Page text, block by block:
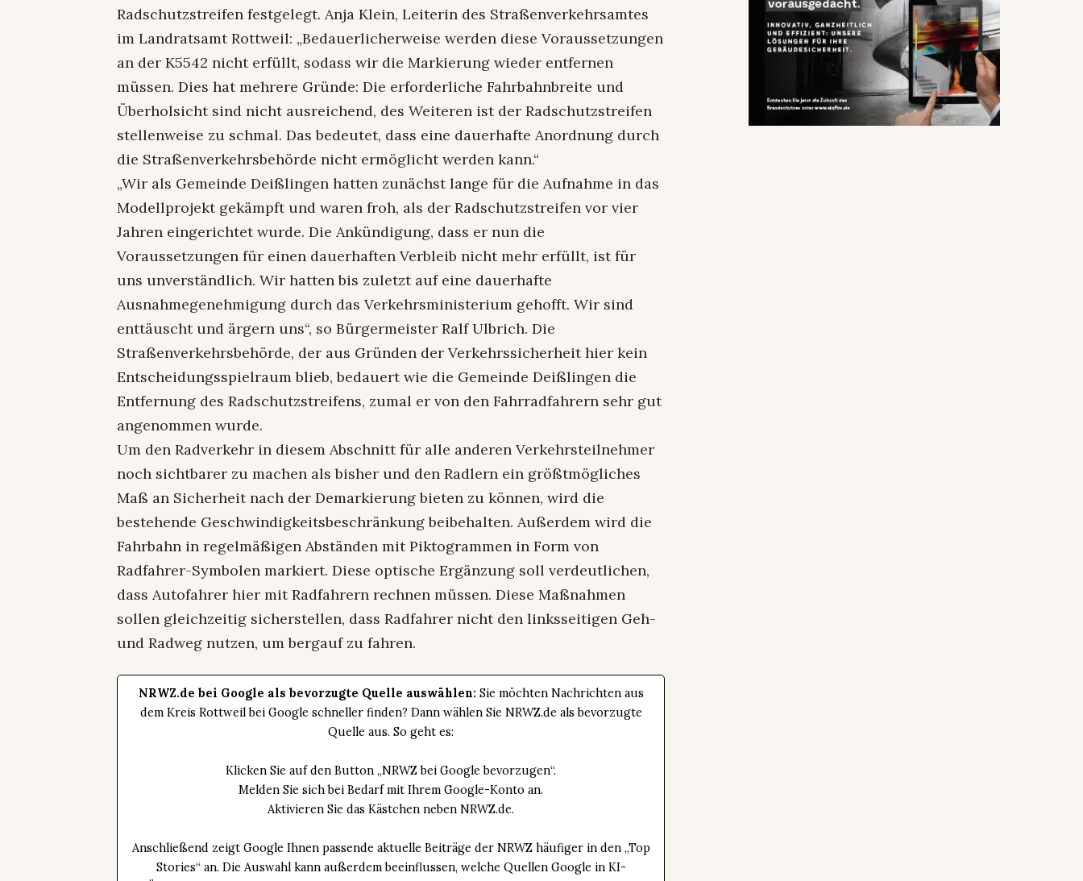
Radschutzstreifen festgelegt. Anja Klein, Leiterin des Straßenverkehrsamtes
im Landratsamt Rottweil: „Bedauerlicherweise werden diese Voraussetzungen
an der K5542 nicht erfüllt, sodass wir die Markierung wieder entfernen
müssen. Dies hat mehrere Gründe: Die erforderliche Fahrbahnbreite und
Überholsicht sind nicht ausreichend, des Weiteren ist der Radschutzstreifen
stellenweise zu schmal. Das bedeutet, dass eine dauerhafte Anordnung durch
die Straßenverkehrsbehörde nicht ermöglicht werden kann.“
„Wir als Gemeinde Deißlingen hatten zunächst lange für die Aufnahme in das
Modellprojekt gekämpft und waren froh, als der Radschutzstreifen vor vier
Jahren eingerichtet wurde. Die Ankündigung, dass er nun die
Voraussetzungen für einen dauerhaften Verbleib nicht mehr erfüllt, ist für
uns unverständlich. Wir hatten bis zuletzt auf eine dauerhafte
Ausnahmegenehmigung durch das Verkehrsministerium gehofft. Wir sind
enttäuscht und ärgern uns“, so Bürgermeister Ralf Ulbrich. Die
Straßenverkehrsbehörde, der aus Gründen der Verkehrssicherheit hier kein
Entscheidungsspielraum blieb, bedauert wie die Gemeinde Deißlingen die
Entfernung des Radschutzstreifens, zumal er von den Fahrradfahrern sehr gut
angenommen wurde.
Um den Radverkehr in diesem Abschnitt für alle anderen Verkehrsteilnehmer
noch sichtbarer zu machen als bisher und den Radlern ein größtmögliches
Maß an Sicherheit nach der Demarkierung bieten zu können, wird die
bestehende Geschwindigkeitsbeschränkung beibehalten. Außerdem wird die
Fahrbahn in regelmäßigen Abständen mit Piktogrammen in Form von
Radfahrer-Symbolen markiert. Diese optische Ergänzung soll verdeutlichen,
dass Autofahrer hier mit Radfahrern rechnen müssen. Diese Maßnahmen
sollen gleichzeitig sicherstellen, dass Radfahrer nicht den linksseitigen Geh-
und Radweg nutzen, um bergauf zu fahren.
NRWZ.de bei Google als bevorzugte Quelle auswählen: Sie möchten Nachrichten aus
dem Kreis Rottweil bei Google schneller finden? Dann wählen Sie NRWZ.de als bevorzugte
Quelle aus. So geht es:
Klicken Sie auf den Button „NRWZ bei Google bevorzugen“.
Melden Sie sich bei Bedarf mit Ihrem Google-Konto an.
Aktivieren Sie das Kästchen neben NRWZ.de.
Anschließend zeigt Google Ihnen passende aktuelle Beiträge der NRWZ häufiger in den „Top
Stories“ an. Die Auswahl kann außerdem beeinflussen, welche Quellen Google in KI-